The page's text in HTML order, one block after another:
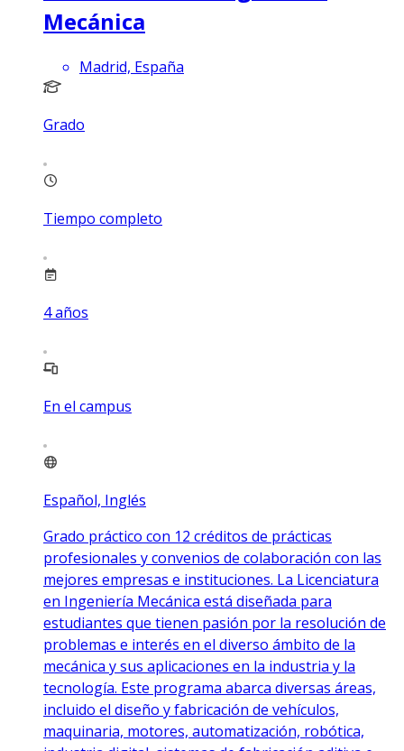
Mecánica
Madrid, España
Grado
Tiempo completo
4años
En el campus
Español, Inglés
Grado práctico con 12 créditos de prácticas
profesionales y convenios de colaboración con las
mejores empresas e instituciones. La Licenciatura
en Ingeniería Mecánica está diseñada para
estudiantes que tienen pasión por la resolución de
problemas e interés en el diverso ámbito de la
mecánica y sus aplicaciones en la industria y la
tecnología. Este programa abarca diversas áreas,
incluido el diseño y fabricación de vehículos,
maquinaria, motores, automatización, robótica,